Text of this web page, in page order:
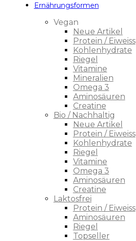
Ernährungsformen
Vegan
Neue Artikel
Protein / Eiweiss
Kohlenhydrate
Riegel
Vitamine
Mineralien
Omega 3
Aminosäuren
Creatine
Bio / Nachhaltig
Neue Artikel
Protein / Eiweiss
Kohlenhydrate
Riegel
Vitamine
Omega 3
Aminosäuren
Creatine
Laktosfrei
Protein / Eiweiss
Aminosäuren
Riegel
Topseller